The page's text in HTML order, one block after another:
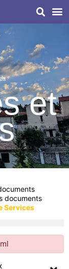
et
documents
Services